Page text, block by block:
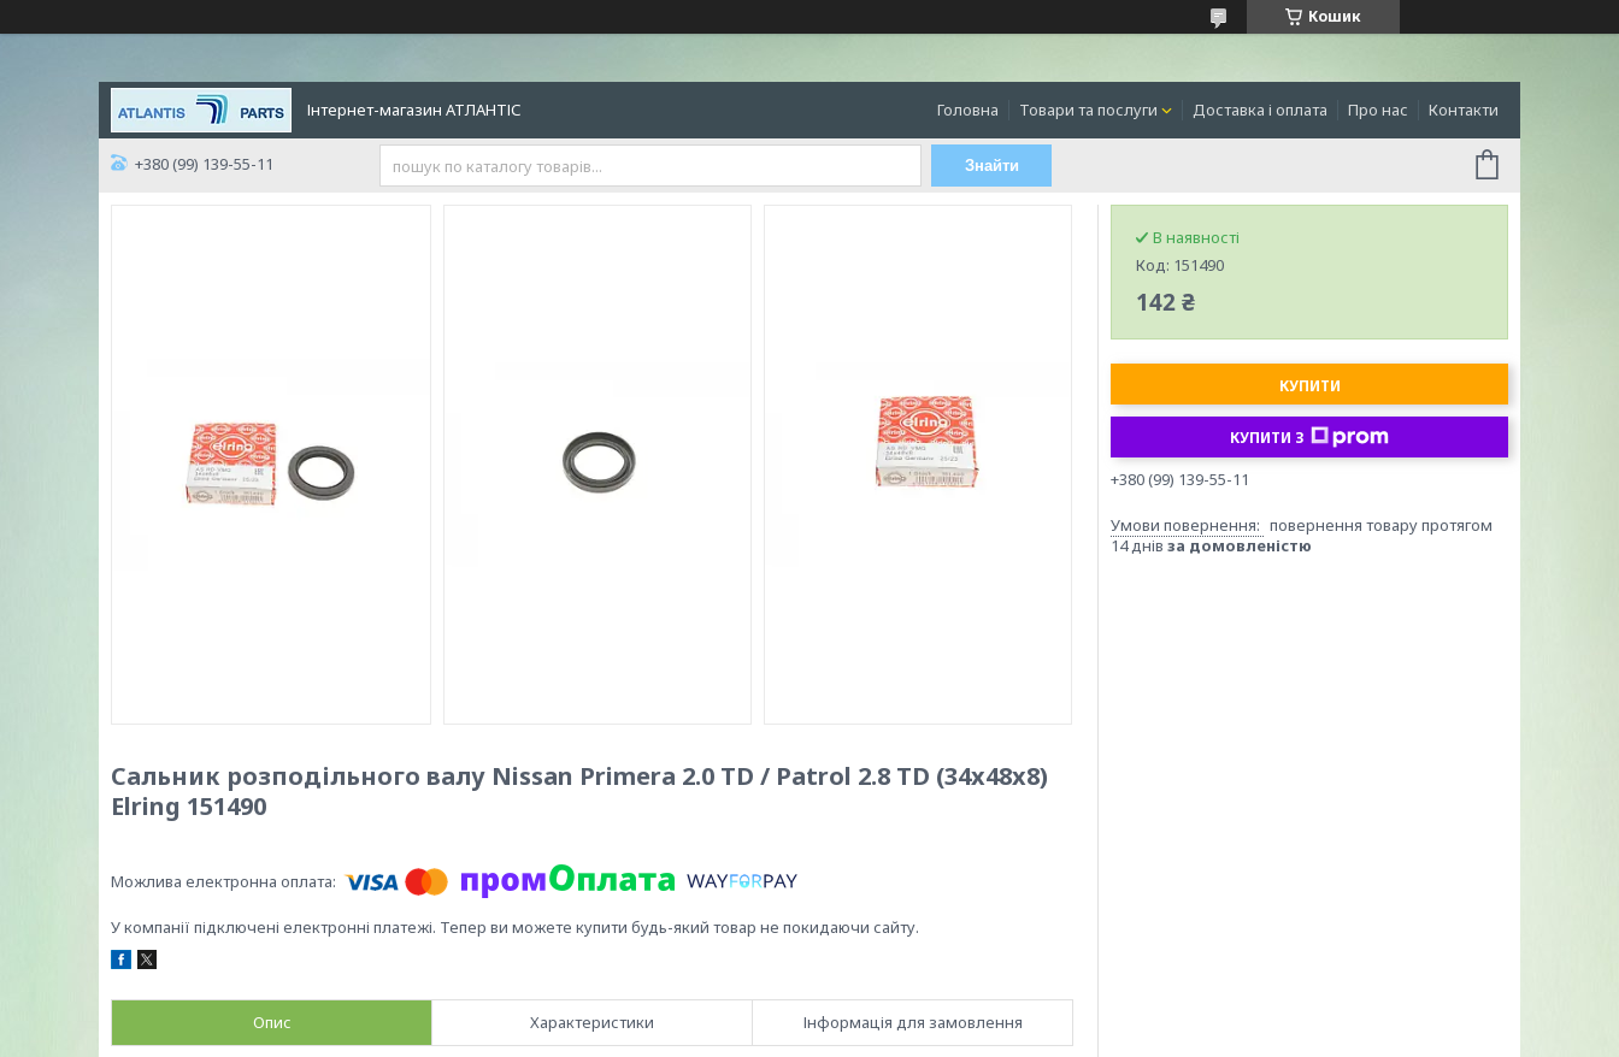
Кошик
Інтернет-магазин АТЛАНТІС Головна Товари та послуги Доставка і оплата Про нас Контакти
+380 (99) 139-55-11 Знайти
Сальник розподільного валу Nissan Primera 2.0 TD / Patrol 2.8 TD (34x48x8)
Elring 151490
У компанії підключені електронні платежі. Тепер ви можете купити будь-який товар не покидаючи сайту.
Опис Характеристики Інформація для замовлення
В наявності
Код: 151490
142 ₴
КУПИТИ
КУПИТИ З
+380 (99) 139-55-11
повернення товару протягом
14 днів за домовленістю